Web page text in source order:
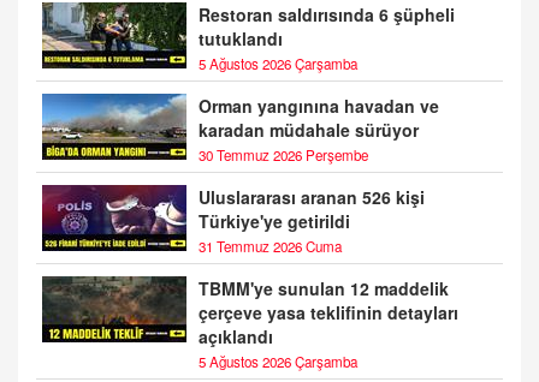
Restoran saldırısında 6 şüpheli
tutuklandı
5 Ağustos 2026 Çarşamba
Orman yangınına havadan ve
karadan müdahale sürüyor
30 Temmuz 2026 Perşembe
Uluslararası aranan 526 kişi
Türkiye'ye getirildi
31 Temmuz 2026 Cuma
TBMM'ye sunulan 12 maddelik
çerçeve yasa teklifinin detayları
açıklandı
5 Ağustos 2026 Çarşamba